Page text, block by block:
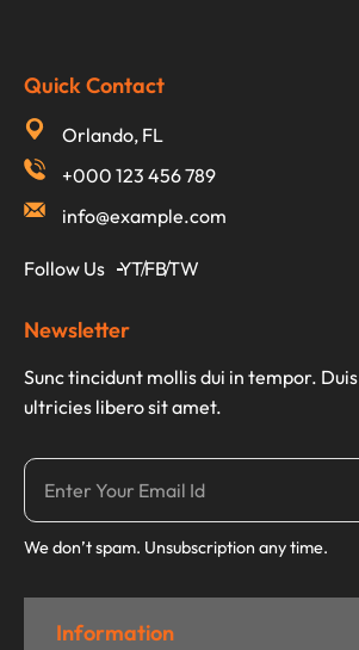
Information
Quick Contact
Orlando, FL
+000 123 456 789
info@example.com
Follow Us YTFBTW
Newsletter
Sunc tincidunt mollis dui in tempor. Duis
ultricies libero sit amet.
We don’t spam. Unsubscription any time.